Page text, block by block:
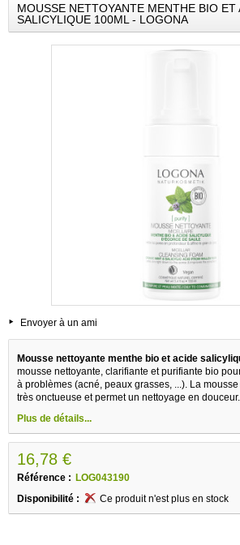
MOUSSE NETTOYANTE MENTHE BIO ET
SALICYLIQUE 100ML - LOGONA
Envoyer à un ami
Mousse nettoyante menthe bio et acide
mousse nettoyante, clarifiante et purifiante bio
à problèmes (acné, peaux grasses, ...). La
très onctueuse et permet un nettoyage en douceur.
Plus de détails...
16,78 €
Référence : LOG043190
Disponibilité :
Ce produit n'est plus en stock